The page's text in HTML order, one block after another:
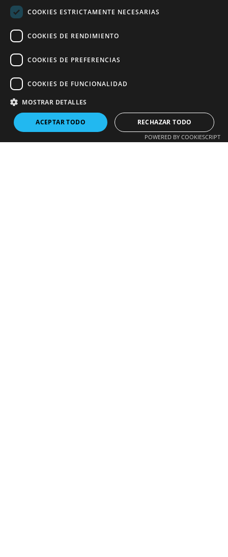
mantenimiento cumplen con la normativa vigente y
COOKIES ESTRICTAMENTE NECESARIAS
COOKIES DE RENDIMIENTO
COOKIES DE PREFERENCIAS
COOKIES DE FUNCIONALIDAD
MOSTRAR DETALLES
ACEPTAR TODO RECHAZAR TODO
POWERED BY COOKIESCRIPT